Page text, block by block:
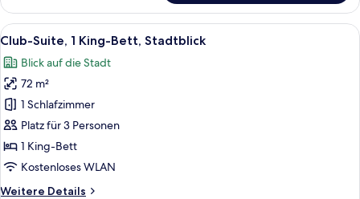
Suite,
Doppelbett
Alle
Fotos
für
Club-
Suite,
1 King-
Bett,
Stadtblick
Ein Hotelzimmer mit großem
12
Club-Suite, 1 King-Bett, Stadtblick
Blick auf die Stadt
72 m²
1 Schlafzimmer
Platz für 3 Personen
1 King-Bett
Kostenloses WLAN
Weitere Details
Weitere